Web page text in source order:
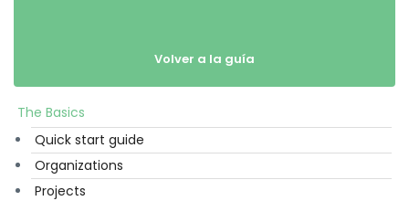
Volver a la guía
Empezar
The Basics
Quick start guide
Organizations
Projects